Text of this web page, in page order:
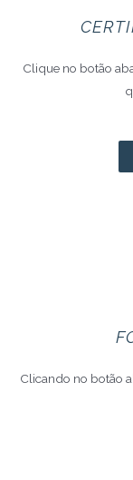
Clique no botão
Clicando no botão